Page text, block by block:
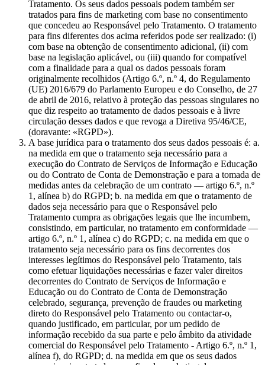
Tratamento. Os seus dados pessoais podem também ser
tratados para fins de marketing com base no consentimento
que concedeu ao Responsável pelo Tratamento. O tratamento
para fins diferentes dos acima referidos pode ser realizado: (i)
com base na obtenção de consentimento adicional, (ii) com
base na legislação aplicável, ou (iii) quando for compatível
com a finalidade para a qual os dados pessoais foram
originalmente recolhidos (Artigo 6.º, n.º 4, do Regulamento
(UE) 2016/679 do Parlamento Europeu e do Conselho, de 27
de abril de 2016, relativo à proteção das pessoas singulares no
que diz respeito ao tratamento de dados pessoais e à livre
circulação desses dados e que revoga a Diretiva 95/46/CE,
(doravante: «RGPD»).
A base jurídica para o tratamento dos seus dados pessoais é: a.
na medida em que o tratamento seja necessário para a
execução do Contrato de Serviços de Informação e Educação
ou do Contrato de Conta de Demonstração e para a tomada de
medidas antes da celebração de um contrato — artigo 6.º, n.º
1, alínea b) do RGPD; b. na medida em que o tratamento de
dados seja necessário para que o Responsável pelo
Tratamento cumpra as obrigações legais que lhe incumbem,
consistindo, em particular, no tratamento em conformidade —
artigo 6.º, n.º 1, alínea c) do RGPD; c. na medida em que o
tratamento seja necessário para os fins decorrentes dos
interesses legítimos do Responsável pelo Tratamento, tais
como efetuar liquidações necessárias e fazer valer direitos
decorrentes do Contrato de Serviços de Informação e
Educação ou do Contrato de Conta de Demonstração
celebrado, segurança, prevenção de fraudes ou marketing
direto do Responsável pelo Tratamento ou contactar-o,
quando justificado, em particular, por um pedido de
informação recebido da sua parte e pelo âmbito da atividade
comercial do Responsável pelo Tratamento - Artigo 6.º, n.º 1,
alínea f), do RGPD; d. na medida em que os seus dados